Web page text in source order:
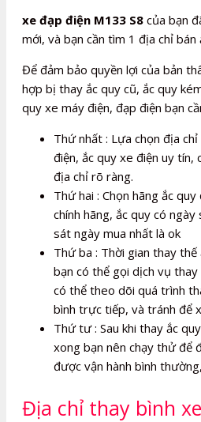
xe đạp điện M133 S8 của bạn
mới, và bạn cần tìm 1 địa chỉ bán
Để đảm bảo quyền lợi của bản
hợp bị thay ắc quy cũ, ắc quy
quy xe máy điện, đạp điện bạn
Thứ nhất : Lựa chọn địa
điện, ắc quy xe điện uy tín,
địa chỉ rõ ràng.
Thứ hai : Chọn hãng ắc
chính hãng, ắc quy có
sát ngày mua nhất là ok
Thứ ba : Thời gian thay
bạn có thể gọi dịch vụ
có thể theo dõi quá trình
bình trực tiếp, và tránh để
Thứ tư : Sau khi thay ắc
xong bạn nên chạy thử để
được vận hành bình
Địa chỉ thay bình